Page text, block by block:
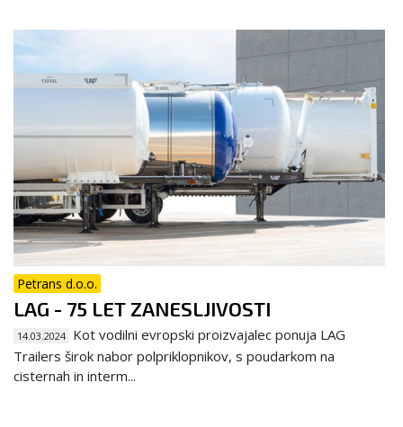
Petrans d.o.o.
LAG - 75 LET ZANESLJIVOSTI
14.03.2024 Kot vodilni evropski proizvajalec ponuja LAG
Trailers širok nabor polpriklopnikov, s poudarkom na
cisternah in interm...